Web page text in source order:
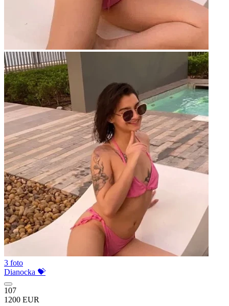
3 foto
Dianocka 💝
107
1200 EUR